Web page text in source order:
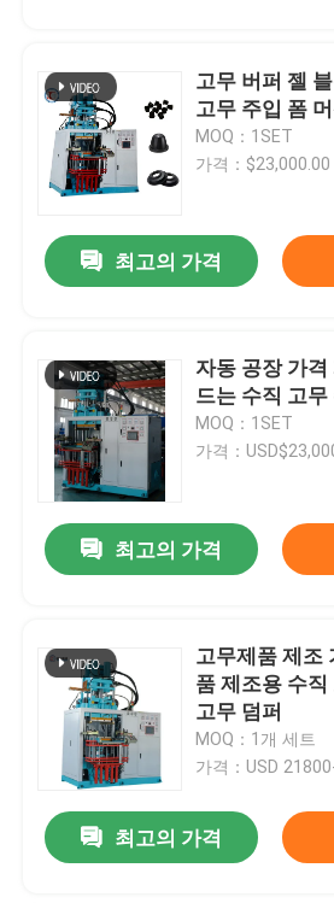
고무 버퍼 젤
고무 주입 폼
MOQ：1SET
가격：
최고의 가격
자동 공장 가
드는 수직 고무
MOQ：1SET
가격：
최고의 가격
고무제품 제조
품 제조용 수직
고무 덤퍼
MOQ：1개 세트
가격：USD
최고의 가격